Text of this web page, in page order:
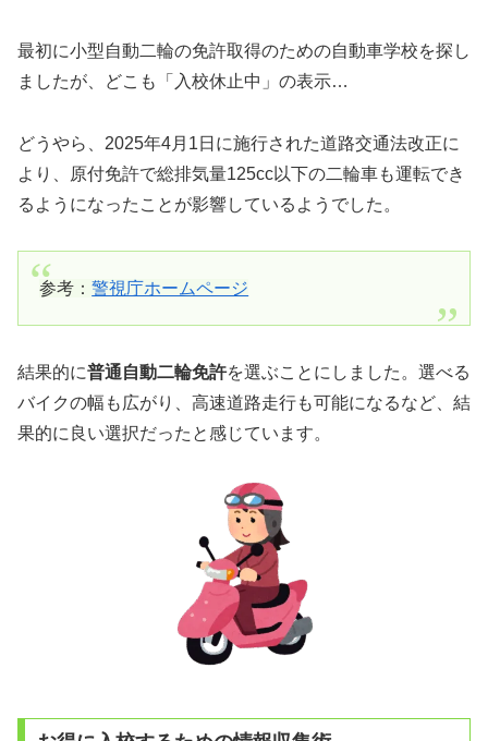
最初に小型自動二輪の免許取得のための自動車学校を探し
ましたが、どこも「入校休止中」の表示…
どうやら、2025年4月1日に施行された道路交通法改正に
より、原付免許で総排気量125cc以下の二輪車も運転でき
るようになったことが影響しているようでした。
参考：警視庁ホームページ
結果的に普通自動二輪免許を選ぶことにしました。選べる
バイクの幅も広がり、高速道路走行も可能になるなど、結
果的に良い選択だったと感じています。